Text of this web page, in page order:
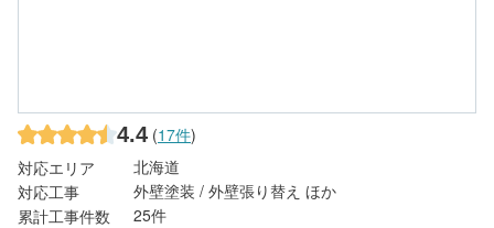
4.4 (17件)
対応エリア
北海道
対応工事
外壁塗装 / 外壁張り替え ほか
累計工事件数
25件